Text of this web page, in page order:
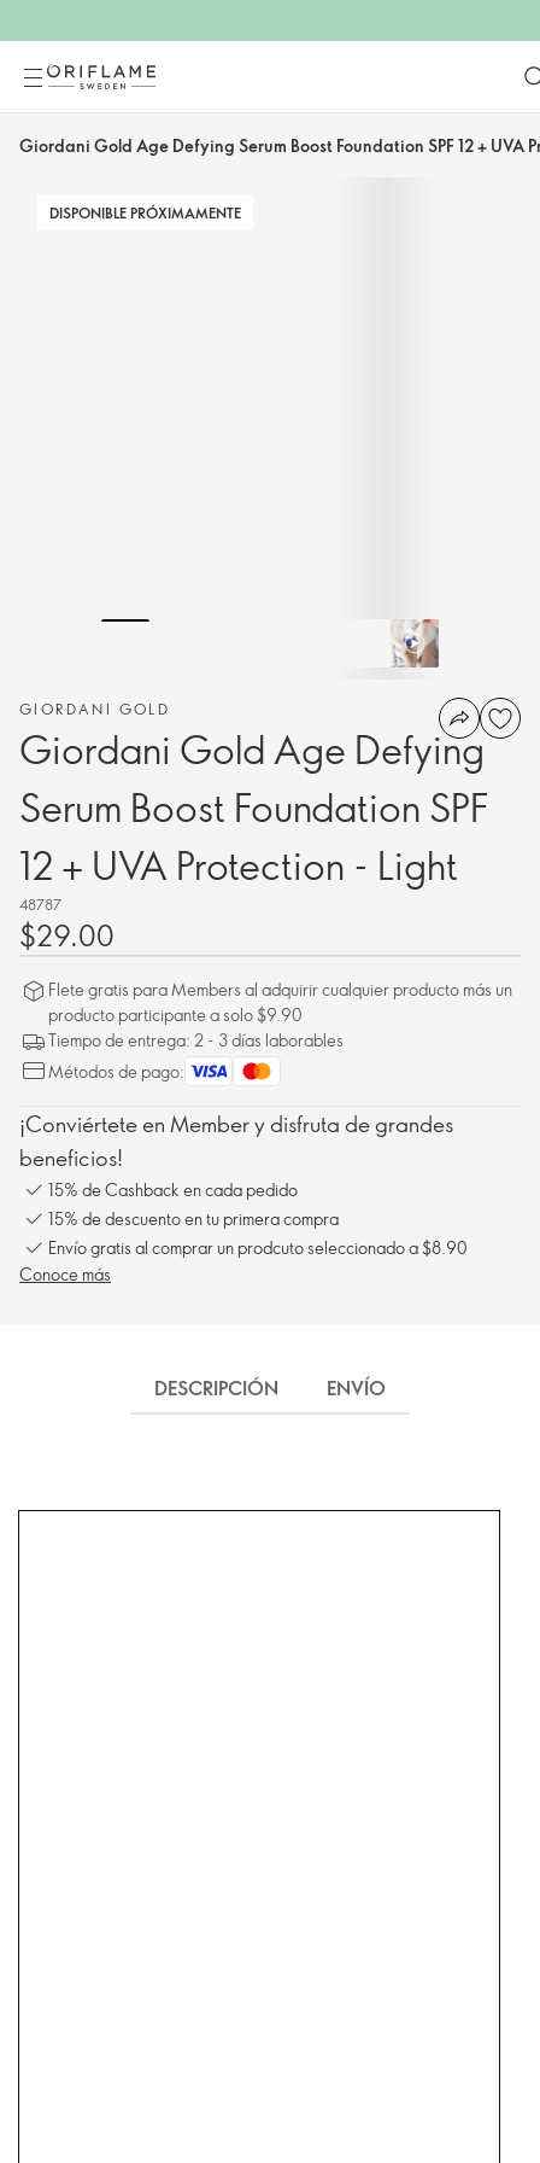
Giordani Gold Age Defying Serum Boost Foundation SPF 12 + UVA
DISPONIBLE PRÓXIMAMENTE
GIORDANI GOLD
Giordani Gold Age Defying
Serum Boost Foundation SPF
12 + UVA Protection - Light
48787
$29.00
Flete gratis para Members al adquirir cualquier producto más un
producto participante a solo $9.90
Tiempo de entrega: 2 - 3 días laborables
Métodos de pago:
¡Conviértete en Member y disfruta de grandes
beneficios!
15% de Cashback en cada pedido
15% de descuento en tu primera compra
Envío gratis al comprar un prodcuto seleccionado a $8.90
Conoce más
DESCRIPCIÓN ENVÍO